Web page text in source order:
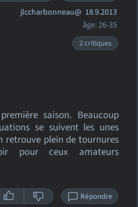
jlccharbonneau@ 18.9.2013
âge: 26-35
2 critiques
saison. Beaucoup
se suivent les unes
retrouve plein de tournures
pour ceux amateurs
Répondre